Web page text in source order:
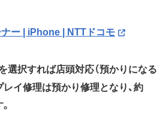
ー | iPhone | NTTドコモ
選択すれば店頭対応（預かりになる
レイ修理は預かり修理となり、約